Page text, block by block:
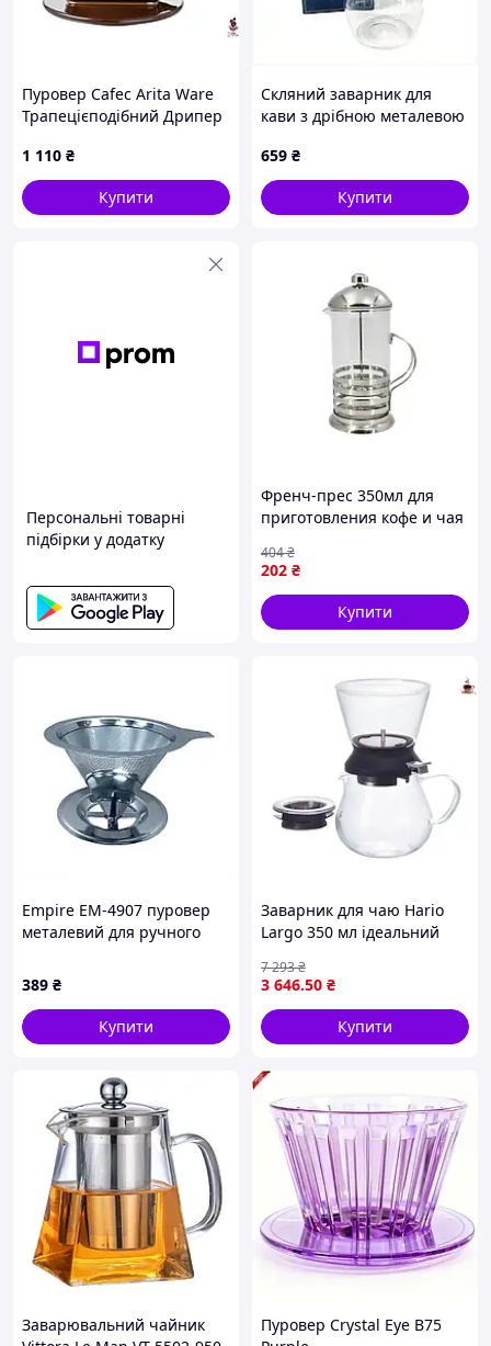
Пуровер Cafec Arita Ware
Трапецієподібний Дрипер
ідеальної кави
1 110 ₴
Купити
Скляний заварник для
кави з дрібною металевою
88193C1B1E
659 ₴
Купити
Персональні товарні
підбірки у додатку
Френч-прес 350мл для
приготовления кофе и чая
металлическим фильтром
202 ₴
404₴
Купити
Empire EM-4907 пуровер
металевий для ручного
389 ₴
Купити
Заварник для чаю Hario
Largo 350 мл ідеальний
ароматного напою в
домашніх умовах
3 646.50 ₴
7 293₴
Купити
Заварювальний чайник
Пуровер Crystal Eye B75